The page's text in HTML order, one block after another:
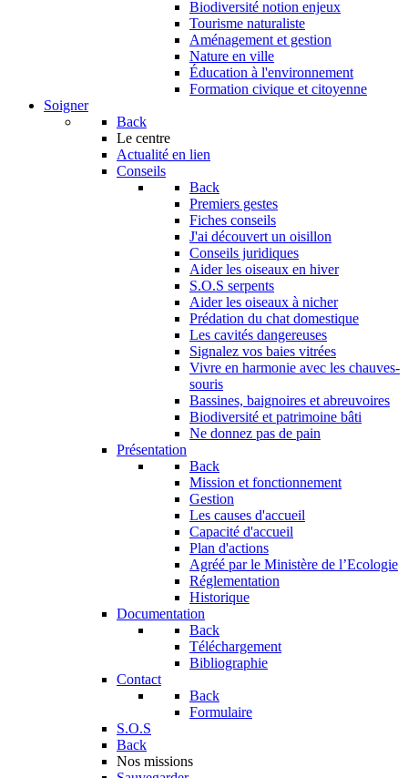
Biodiversité notion enjeux
Tourisme naturaliste
Aménagement et gestion
Nature en ville
Éducation à l'environnement
Formation civique et citoyenne
Soigner
Back
Le centre
Actualité en lien
Conseils
Back
Premiers gestes
Fiches conseils
J'ai découvert un oisillon
Conseils juridiques
Aider les oiseaux en hiver
S.O.S serpents
Aider les oiseaux à nicher
Prédation du chat domestique
Les cavités dangereuses
Signalez vos baies vitrées
Vivre en harmonie avec les chauves-
souris
Bassines, baignoires et abreuvoires
Biodiversité et patrimoine bâti
Ne donnez pas de pain
Présentation
Back
Mission et fonctionnement
Gestion
Les causes d'accueil
Capacité d'accueil
Plan d'actions
Agréé par le Ministère de l’Ecologie
Réglementation
Historique
Documentation
Back
Téléchargement
Bibliographie
Contact
Back
Formulaire
S.O.S
Back
Nos missions